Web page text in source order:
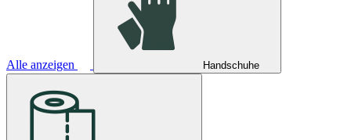
Alle anzeigen Handschuhe